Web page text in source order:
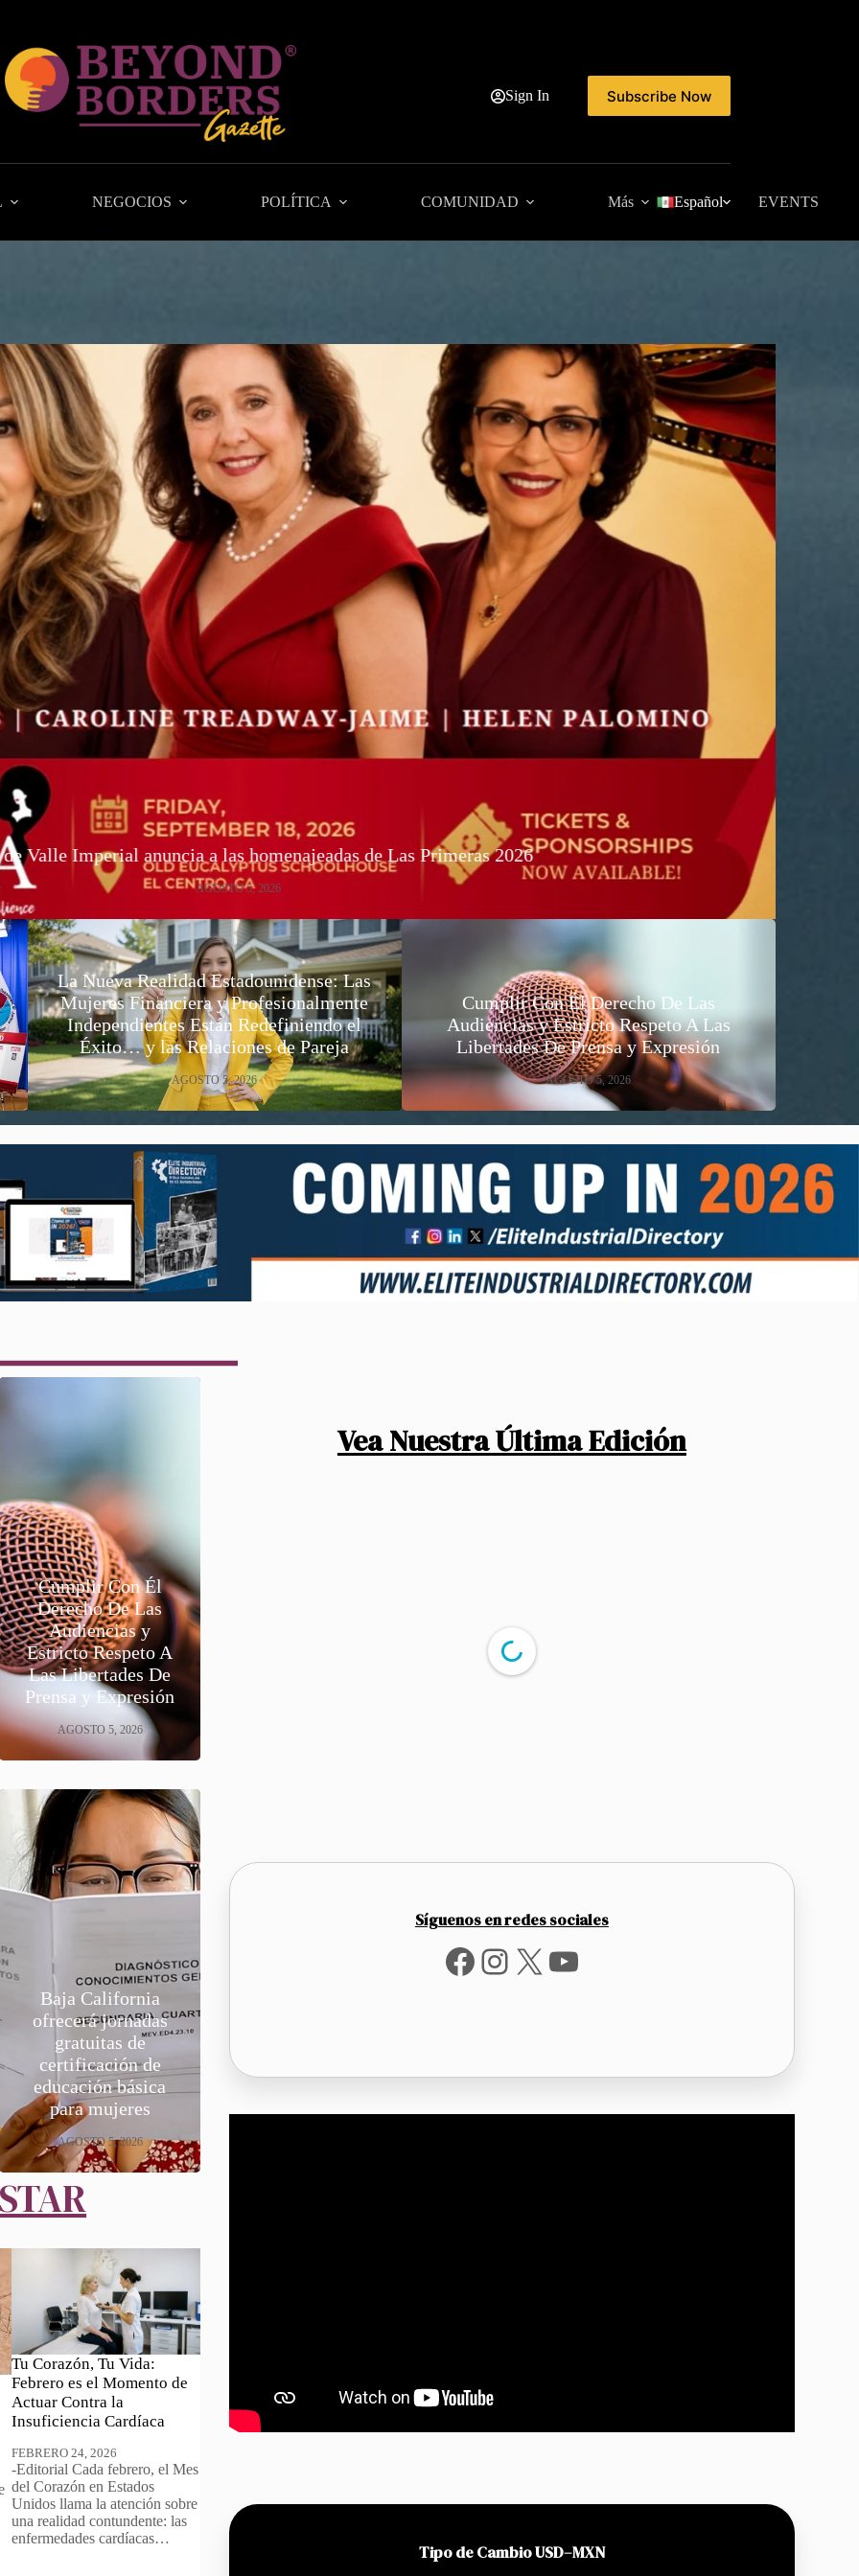
Sign In Subscribe Now
NEGOCIOS POLÍTICA COMUNIDAD Más EVENTS
Español
Valle Imperial anuncia a las homenajeadas de Las Primeras 2026
AGOSTO 5, 2026
La Nueva Realidad Estadounidense: Las
Mujeres Financiera y Profesionalmente
Independientes Están Redefiniendo el
Éxito… y las Relaciones de Pareja
AGOSTO 5, 2026
Cumplir Con Él Derecho De Las
Audiencias y Estricto Respeto A Las
Libertades De Prensa y Expresión
AGOSTO 5, 2026
Cumplir Con Él
Derecho De Las
Audiencias y
Estricto Respeto A
Las Libertades De
Prensa y Expresión
AGOSTO 5, 2026
Baja California
ofrecerá jornadas
gratuitas de
certificación de
educación básica
para mujeres
AGOSTO 5, 2026
Tu Corazón, Tu Vida:
Febrero es el Momento de
Actuar Contra la
Insuficiencia Cardíaca
FEBRERO 24, 2026
-Editorial Cada febrero, el Mes
del Corazón en Estados
Unidos llama la atención sobre
una realidad contundente: las
enfermedades cardíacas…
Vea Nuestra Última Edición
Síguenos en redes sociales
Facebook
Instagram
X YouTube
Tipo de Cambio USD–MXN